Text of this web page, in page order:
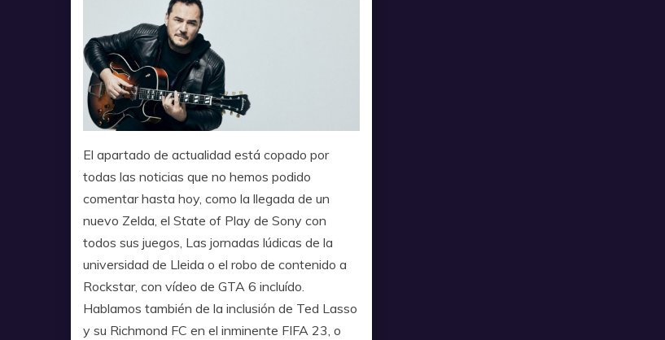
El apartado de actualidad está copado por
todas las noticias que no hemos podido
comentar hasta hoy, como la llegada de un
nuevo Zelda, el State of Play de Sony con
todos sus juegos, Las jornadas lúdicas de la
universidad de Lleida o el robo de contenido a
Rockstar, con vídeo de GTA 6 incluído.
Hablamos también de la inclusión de Ted Lasso
y su Richmond FC en el inminente FIFA 23, o